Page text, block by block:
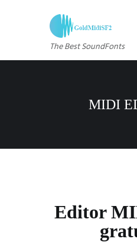
The Best SoundFonts
MIDI
Editor